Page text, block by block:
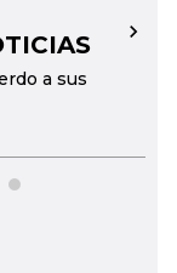
a sus
→